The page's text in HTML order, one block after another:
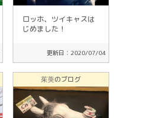
ロッホ、ツイキャスは
じめました！
更新日：2020/07/04
茱萸のブログ